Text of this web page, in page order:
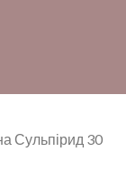
Сульпірид 30